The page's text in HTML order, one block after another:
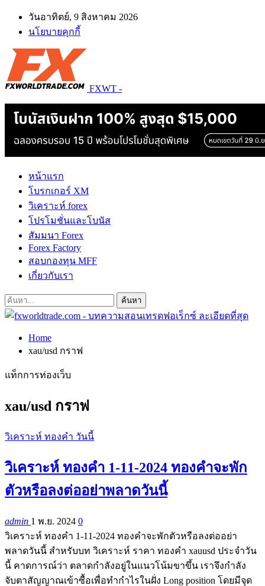
วันอาทิตย์, 9 สิงหาคม 2026
นโยบายคุกกี้
FXWT -
หน้าแรก
โบรกเกอร์ XM
วิเคราะห์ forex
โปรโมชั่นและโบนัส
สัมมนา Forex
Forex Factory
สอบกองทุน MFF
เกี่ยวกับเรา
Home
xau/usd กราฟ
แท็กการท่องเว็บ
xau/usd กราฟ
วิเคราะห์ ทองคำ วันนี้
วิเคราะห์ ทองคำ 1-11-2024 ทองคำจะพัก
ตัวหรือลงต่ออย่าพลาดวันนี้
admin 1 พ.ย. 2024 0
วิเคราะห์ ทองคำ 1-11-2024 ทองคำจะพักตัวหรือลงต่ออย่า
พลาดวันนี้ สำหรับบท วิเคราะห์ ราคา ทองคำ xauusd ประจำวัน
นี้ คาดการณ์ว่า ตลาดกำลังอยู่ในแนวโน้มขาขึ้น เราจึงกำลัง
จับตาสัญญาณเข้าซื้อเพื่อทำกำไรในฝั่ง Long position โดยมีจุด